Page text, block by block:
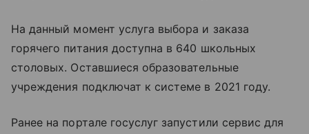
На данный момент услуга выбора и заказа
горячего питания доступна в 640 школьных
столовых. Оставшиеся образовательные
учреждения подключат к системе в 2021 году.
Ранее на портале госуслуг запустили сервис для